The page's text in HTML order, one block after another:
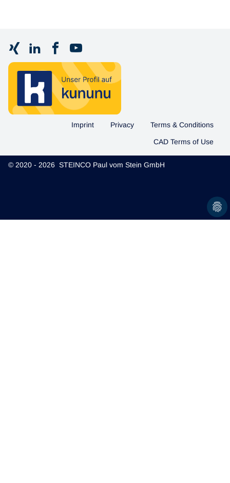
Imprint Privacy Terms & Conditions
CAD Terms of Use
© 2020 - 2026 STEINCO Paul vom Stein GmbH